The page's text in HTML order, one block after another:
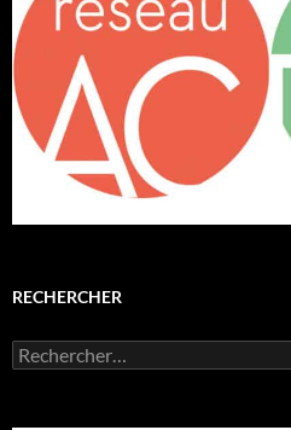
RECHERCHER
Rechercher :